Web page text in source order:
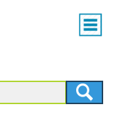
Main
menu